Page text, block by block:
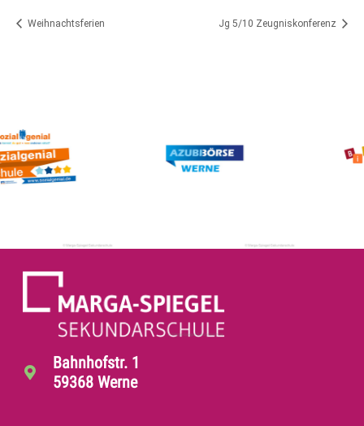
Weihnachtsferien Jg 5/10 Zeugniskonferenz
Bahnhofstr. 1
59368 Werne